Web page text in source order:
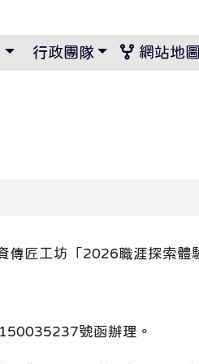
定 行政團隊 網站地圖
傳匠工坊「2026職涯探索體
號函辦理。